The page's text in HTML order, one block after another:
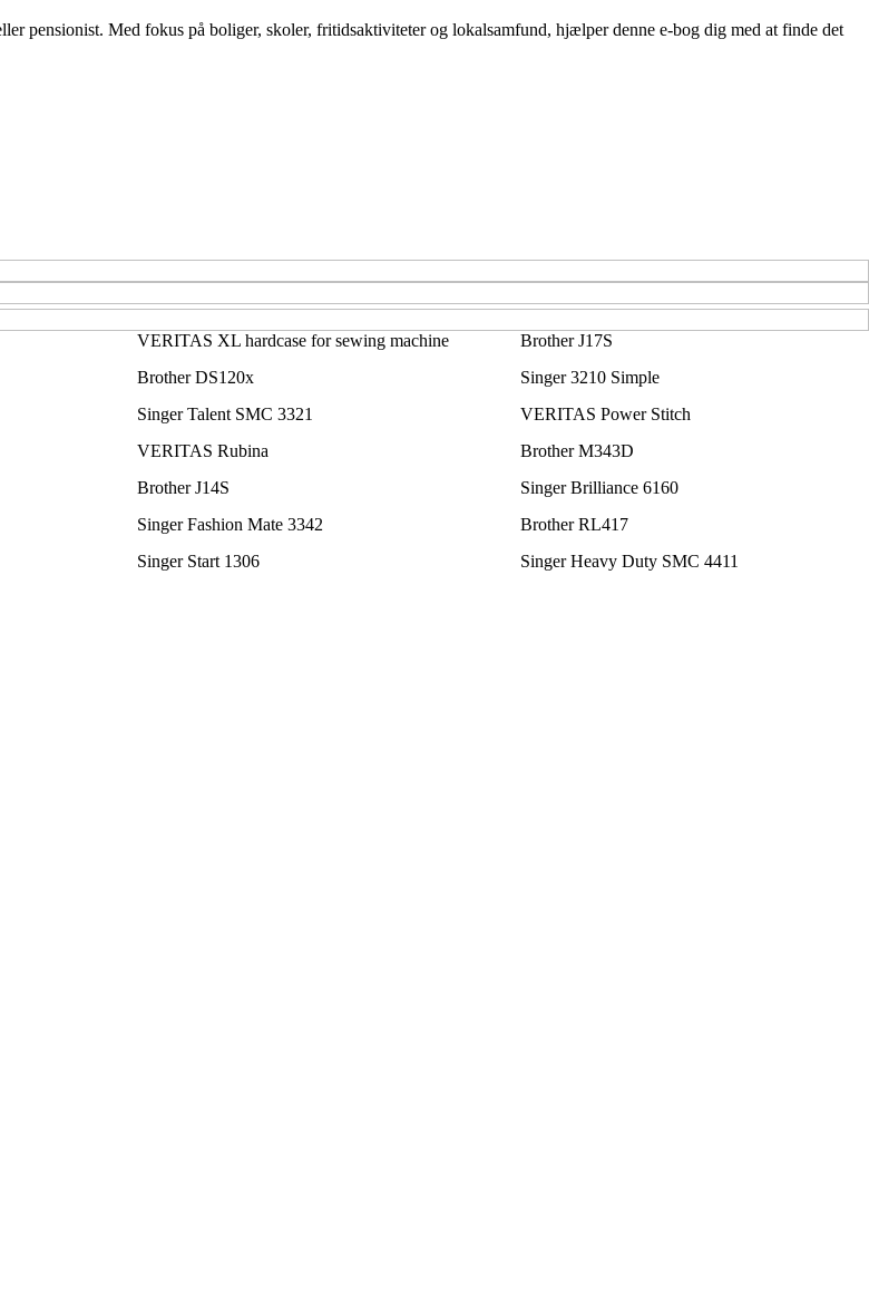
pensionist. Med fokus på boliger, skoler, fritidsaktiviteter og lokalsamfund, hjælper denne e-bog dig med at finde det
VERITAS XL hardcase for sewing machine
Brother J17S
Brother DS120x
Singer 3210 Simple
Singer Talent SMC 3321
VERITAS Power Stitch
VERITAS Rubina
Brother M343D
Brother J14S
Singer Brilliance 6160
Singer Fashion Mate 3342
Brother RL417
Singer Start 1306
Singer Heavy Duty SMC 4411